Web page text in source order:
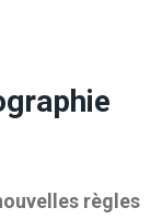
règles